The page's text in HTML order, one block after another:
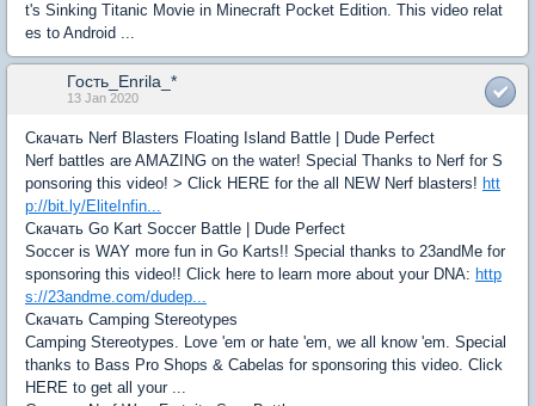
t's Sinking Titanic Movie in Minecraft Pocket Edition. This video relat
es to Android ...
Гость_Enrila_*
13 Jan 2020
Скачать Nerf Blasters Floating Island Battle | Dude Perfect
Nerf battles are AMAZING on the water! Special Thanks to Nerf for S
ponsoring this video! > Click HERE for the all NEW Nerf blasters! htt
p://bit.ly/EliteInfin...
Скачать Go Kart Soccer Battle | Dude Perfect
Soccer is WAY more fun in Go Karts!! Special thanks to 23andMe for
sponsoring this video!! Click here to learn more about your DNA: http
s://23andme.com/dudep...
Скачать Camping Stereotypes
Camping Stereotypes. Love 'em or hate 'em, we all know 'em. Special
thanks to Bass Pro Shops & Cabelas for sponsoring this video. Click
HERE to get all your ...